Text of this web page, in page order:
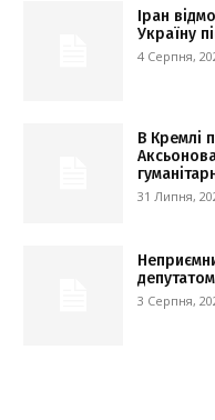
Іран
Україну
4 Серпня,
В Кремлі
31 Липня,
3 Серпня,